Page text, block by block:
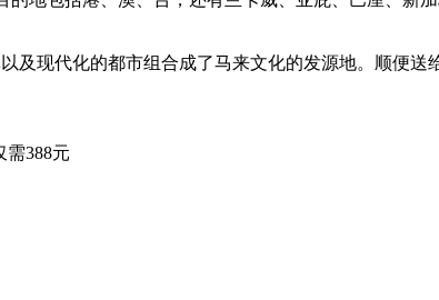
及现代化的都市组合成了马来文化的发源地。顺便送